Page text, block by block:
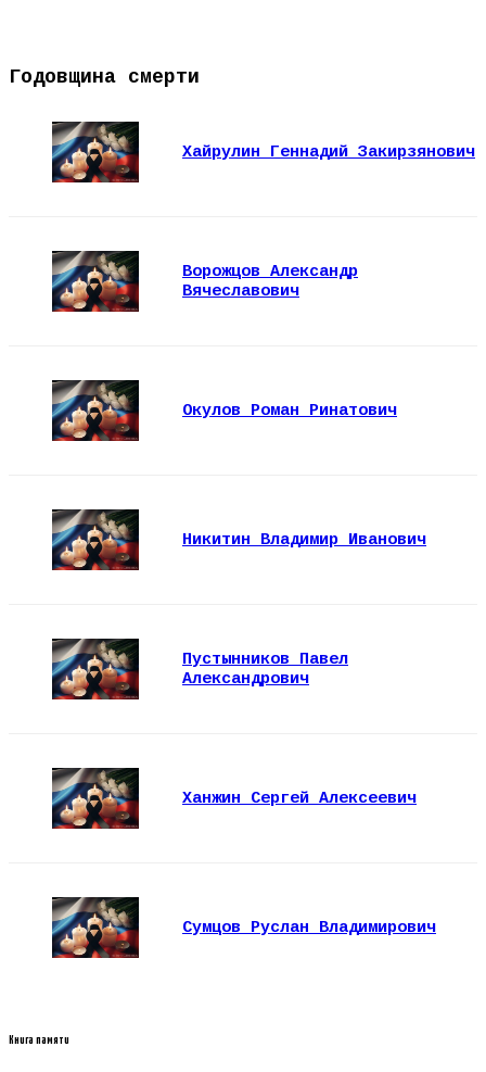
Годовщина смерти
Хайрулин Геннадий Закирзянович
Ворожцов Александр
Вячеславович
Окулов Роман Ринатович
Никитин Владимир Иванович
Пустынников Павел
Александрович
Ханжин Сергей Алексеевич
Сумцов Руслан Владимирович
Книга памяти